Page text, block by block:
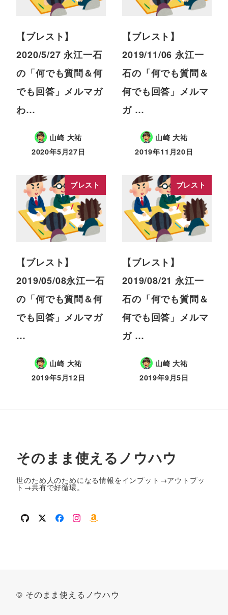
【ブレスト】
2020/5/27 永江一石
の「何でも質問＆何
でも回答」メルマガ
わ…
山崎 大祐
2020年5月27日
【ブレスト】
2019/11/06 永江一
石の「何でも質問＆
何でも回答」メルマ
ガ …
山崎 大祐
2019年11月20日
ブレスト
【ブレスト】
2019/05/08永江一石
の「何でも質問＆何
でも回答」メルマガ
…
山崎 大祐
2019年5月12日
ブレスト
【ブレスト】
2019/08/21 永江一
石の「何でも質問＆
何でも回答」メルマ
ガ …
山崎 大祐
2019年9月5日
そのまま使えるノウハウ
世のため人のためになる情報をインプット→アウトプッ
ト→共有で好循環。
githubtwitterfacebookinstagram
amazon
© そのまま使えるノウハウ